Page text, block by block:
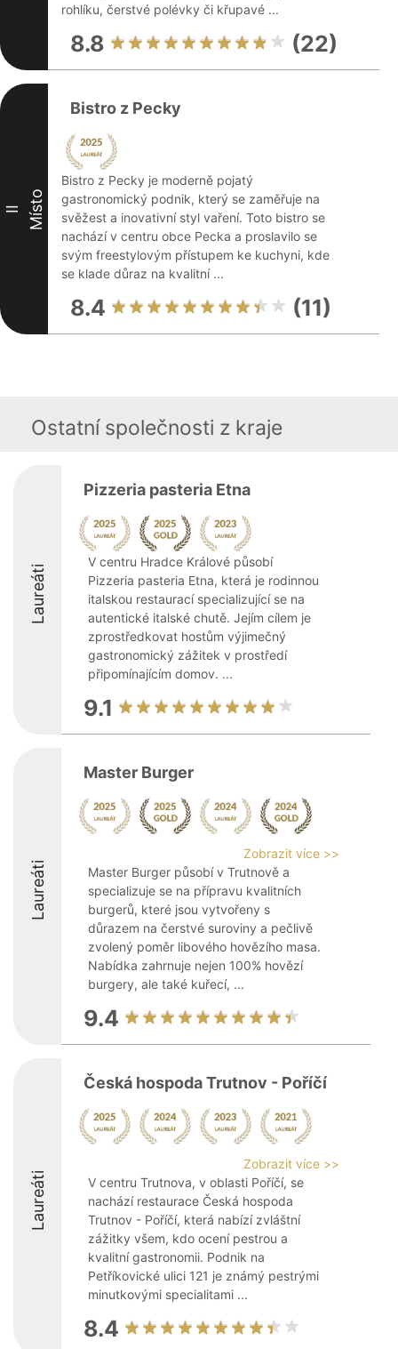
rohlíku, čerstvé polévky či křupavé ...
8.8 (22)
II Místo
Bistro z Pecky
Bistro z Pecky je moderně pojatý
gastronomický podnik, který se zaměřuje na
svěžest a inovativní styl vaření. Toto bistro se
nachází v centru obce Pecka a proslavilo se
svým freestylovým přístupem ke kuchyni, kde
se klade důraz na kvalitní ...
8.4 (11)
Ostatní společnosti z kraje
Laureáti
Pizzeria pasteria Etna
V centru Hradce Králové působí
Pizzeria pasteria Etna, která je rodinnou
italskou restaurací specializující se na
autentické italské chutě. Jejím cílem je
zprostředkovat hostům výjimečný
gastronomický zážitek v prostředí
připomínajícím domov. ...
9.1
Laureáti
Master Burger
Zobrazit více >>
Master Burger působí v Trutnově a
specializuje se na přípravu kvalitních
burgerů, které jsou vytvořeny s
důrazem na čerstvé suroviny a pečlivě
zvolený poměr libového hovězího masa.
Nabídka zahrnuje nejen 100% hovězí
burgery, ale také kuřecí, ...
9.4
Laureáti
Česká hospoda Trutnov - Poříčí
Zobrazit více >>
V centru Trutnova, v oblasti Poříčí, se
nachází restaurace Česká hospoda
Trutnov - Poříčí, která nabízí zvláštní
zážitky všem, kdo ocení pestrou a
kvalitní gastronomii. Podnik na
Petříkovické ulici 121 je známý pestrými
minutkovými specialitami ...
8.4